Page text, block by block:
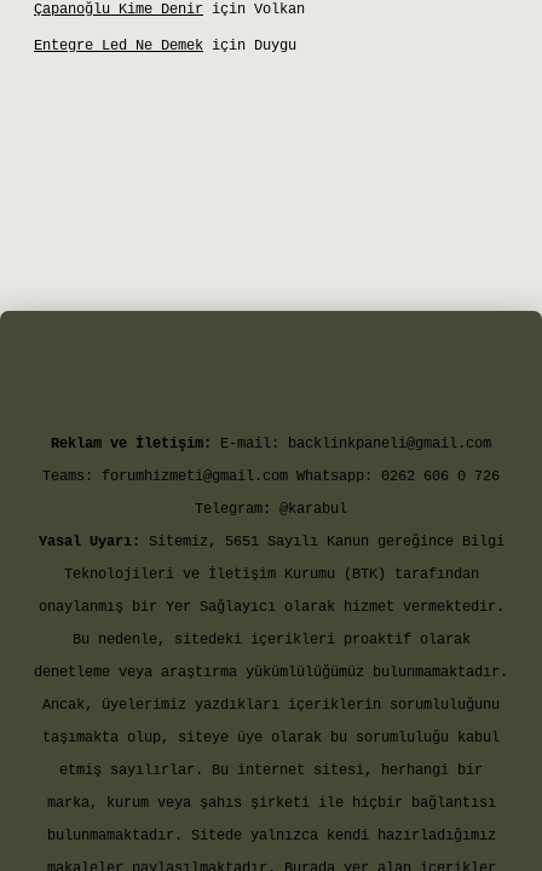
Çapanoğlu Kime Denir için Volkan
Entegre Led Ne Demek için Duygu
giriş
Reklam ve İletişim: E-mail: backlinkpaneli@gmail.com
Teams: forumhizmeti@gmail.com Whatsapp: 0262 606 0 726
Telegram: @karabul
Yasal Uyarı:
Sitemiz, 5651 Sayılı Kanun gereğince Bilgi
Teknolojileri ve İletişim Kurumu (BTK) tarafından
onaylanmış bir Yer Sağlayıcı olarak hizmet vermektedir.
Bu nedenle, sitedeki içerikleri proaktif olarak
denetleme veya araştırma yükümlülüğümüz bulunmamaktadır.
Ancak, üyelerimiz yazdıkları içeriklerin sorumluluğunu
taşımakta olup, siteye üye olarak bu sorumluluğu kabul
etmiş sayılırlar. Bu internet sitesi, herhangi bir
marka, kurum veya şahıs şirketi ile hiçbir bağlantısı
bulunmamaktadır. Sitede yalnızca kendi hazırladığımız